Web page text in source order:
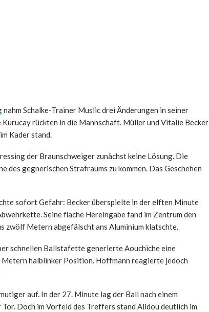
nahm Schalke-Trainer Muslic drei Änderungen in seiner
Kurucay rückten in die Mannschaft. Müller und Vitalie Becker
Kader stand.
der Braunschweiger zunächst keine Lösung. Die
des gegnerischen Strafraums zu kommen. Das Geschehen
sofort Gefahr: Becker überspielte in der elften Minute
Seine flache Hereingabe fand im Zentrum den
zwölf Metern abgefälscht ans Aluminium klatschte.
schnellen Ballstafette generierte Aouchiche eine
halblinker Position. Hoffmann reagierte jedoch
auf. In der 27. Minute lag der Ball nach einem
Doch im Vorfeld des Treffers stand Alidou deutlich im